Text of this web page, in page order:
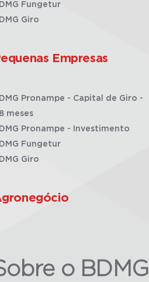
Fungetur
Giro
Empresas
Pronampe - Capital de Giro -
meses
Pronampe - Investimento
Fungetur
Giro
o BDMG